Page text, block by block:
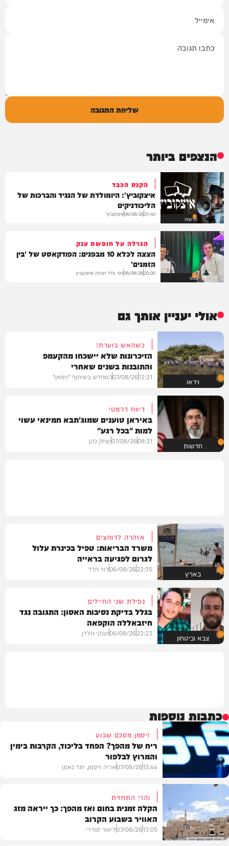
שליחת התגובה
הנצפים ביותר
חדשות
הקנס הכבד
איצקוביץ': היומולדת של הנגיד והברכות של
הליכודניקים
21:40
06/08/26איצקוביץ'
VOD
הגרלה על חופשת ענק
הצצה לכלא 10 מבפנים: הפודקאסט של 'בין
הזמנים'
20:00
06/08/26יוסי פלד ויצחק מושקוביץ
אולי יעניין אותך גם
וידאו
כשהאש בוערת!
הזיכרונות שלא יישכחו מהקעמפ
והתובנות בשנים שאחרי
12:21
07/08/26המחדש בשיתוף "וימאן"
חדשות
דיווח דרמטי
באיראן טוענים שמוג'תבא חמינאי עשוי
למות "בכל רגע"
08:31
07/08/26יצחק כהן
בארץ
אזהרה לרוחצים
משרד הבריאות: טפיל בכינרת עלול
לגרום לפגיעה בראייה
22:35
06/08/26דוד חדד
צבא וביטחון
נפילת שני החיילים
בגלל בדיקת נסיבות האסון: התגובה נגד
חיזבאללה הוקפאה
22:23
06/08/26יענקי גולדן
כתבות נוספות
פוליטי
זיסמן מסכם שבוע
ריח של מהפך? הפחד בליכוד, הקרבות בימין
והמרוץ לבלפור
13:44
07/08/26אריה זיסמן, יתד נאמן
והרי התחזית
הקלה זמנית בחום ואז מהפך: כך ייראה מזג
האוויר בשבוע הקרוב
13:05
07/08/26ליאור סודרי